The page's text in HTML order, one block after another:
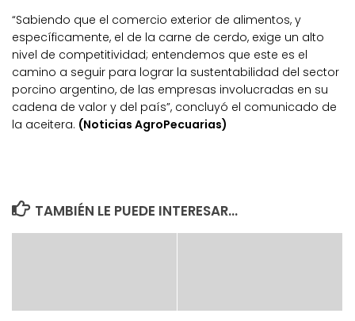
“Sabiendo que el comercio exterior de alimentos, y
específicamente, el de la carne de cerdo, exige un alto
nivel de competitividad; entendemos que este es el
camino a seguir para lograr la sustentabilidad del sector
porcino argentino, de las empresas involucradas en su
cadena de valor y del país”, concluyó el comunicado de
la aceitera. (Noticias AgroPecuarias)
TAMBIÉN LE PUEDE INTERESAR...